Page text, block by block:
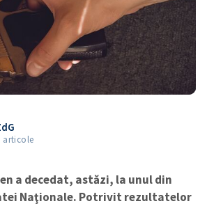
articole
a decedat, astăzi, la unul din
Naţionale. Potrivit rezultatelor